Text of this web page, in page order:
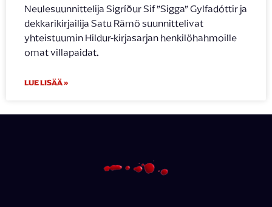
Neulesuunnittelija Sigríður Sif ”Sigga” Gylfadóttir ja
dekkarikirjailija Satu Rämö suunnittelivat
yhteistuumin Hildur-kirjasarjan henkilöhahmoille
omat villapaidat.
LUE LISÄÄ »